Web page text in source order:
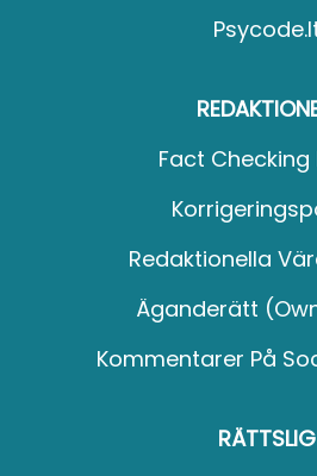
Fact Checking
Redaktionella
Äganderätt
Kommentarer På
RÄTTSLIG